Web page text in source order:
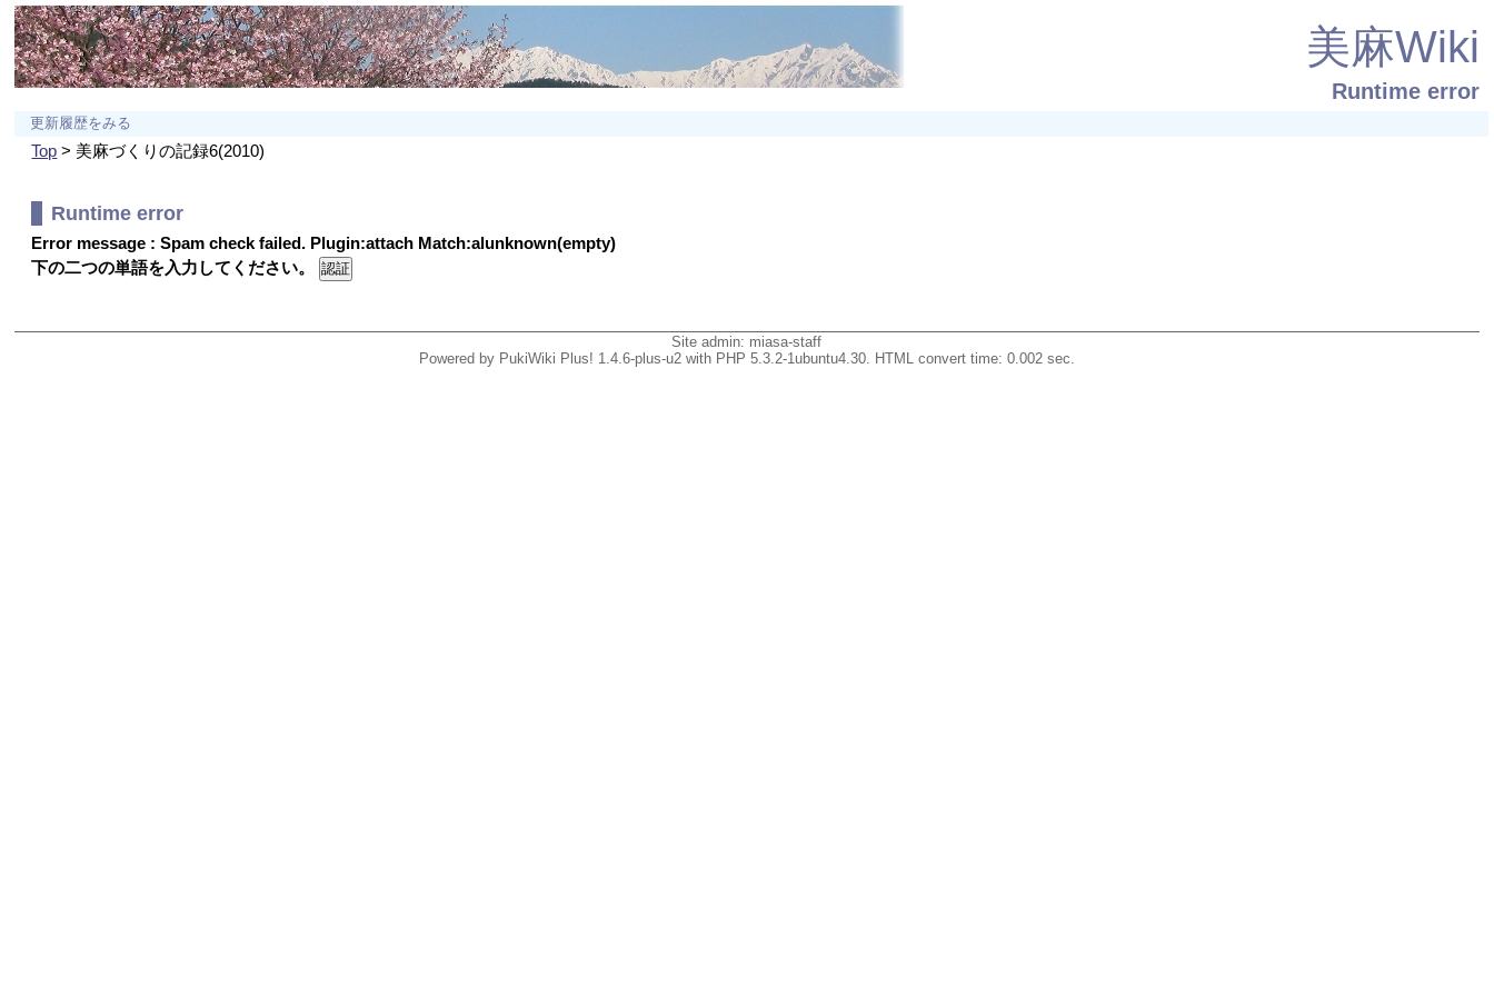
美麻Wiki
Runtime error
更新履歴をみる
Top > 美麻づくりの記録6(2010)
Runtime error
Error message : Spam check failed. Plugin:attach Match:alunknown(empty)
下の二つの単語を入力してください。
Site admin: miasa-staff
Powered by PukiWiki Plus! 1.4.6-plus-u2 with PHP 5.3.2-1ubuntu4.30. HTML convert time: 0.002 sec.